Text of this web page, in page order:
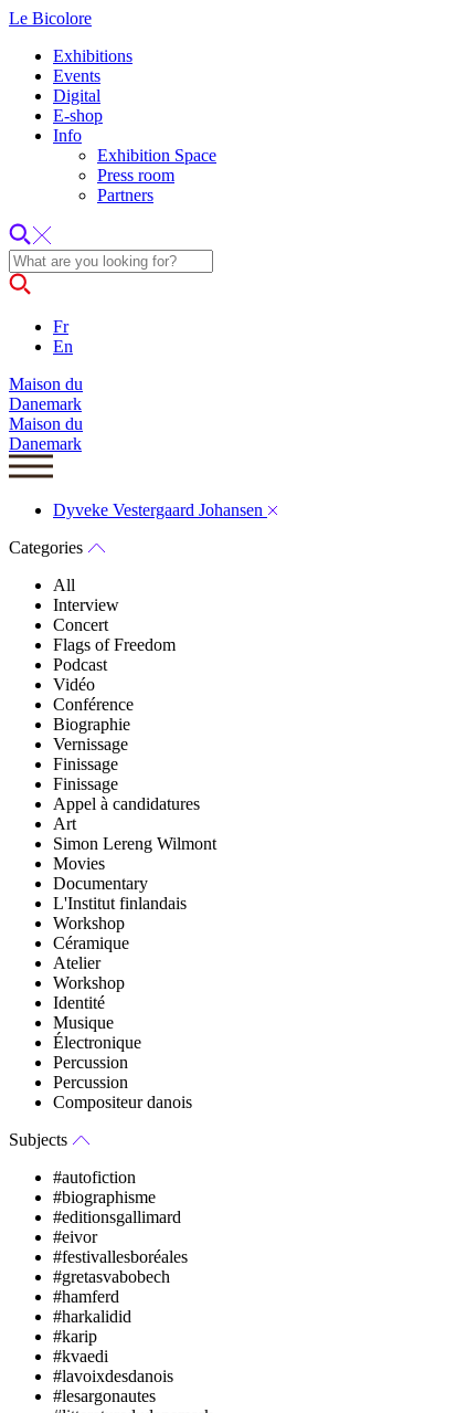
Le Bicolore
Exhibitions
Events
Digital
E-shop
Info
Exhibition Space
Press room
Partners
Fr
En
Maison du
Danemark
Maison du
Danemark
Dyveke Vestergaard Johansen
Categories
All
Interview
Concert
Flags of Freedom
Podcast
Vidéo
Conférence
Biographie
Vernissage
Finissage
Finissage
Appel à candidatures
Art
Simon Lereng Wilmont
Movies
Documentary
L'Institut finlandais
Workshop
Céramique
Atelier
Workshop
Identité
Musique
Électronique
Percussion
Percussion
Compositeur danois
Subjects
#autofiction
#biographisme
#editionsgallimard
#eivor
#festivallesboréales
#gretasvabobech
#hamferd
#harkalidid
#karip
#kvaedi
#lavoixdesdanois
#lesargonautes